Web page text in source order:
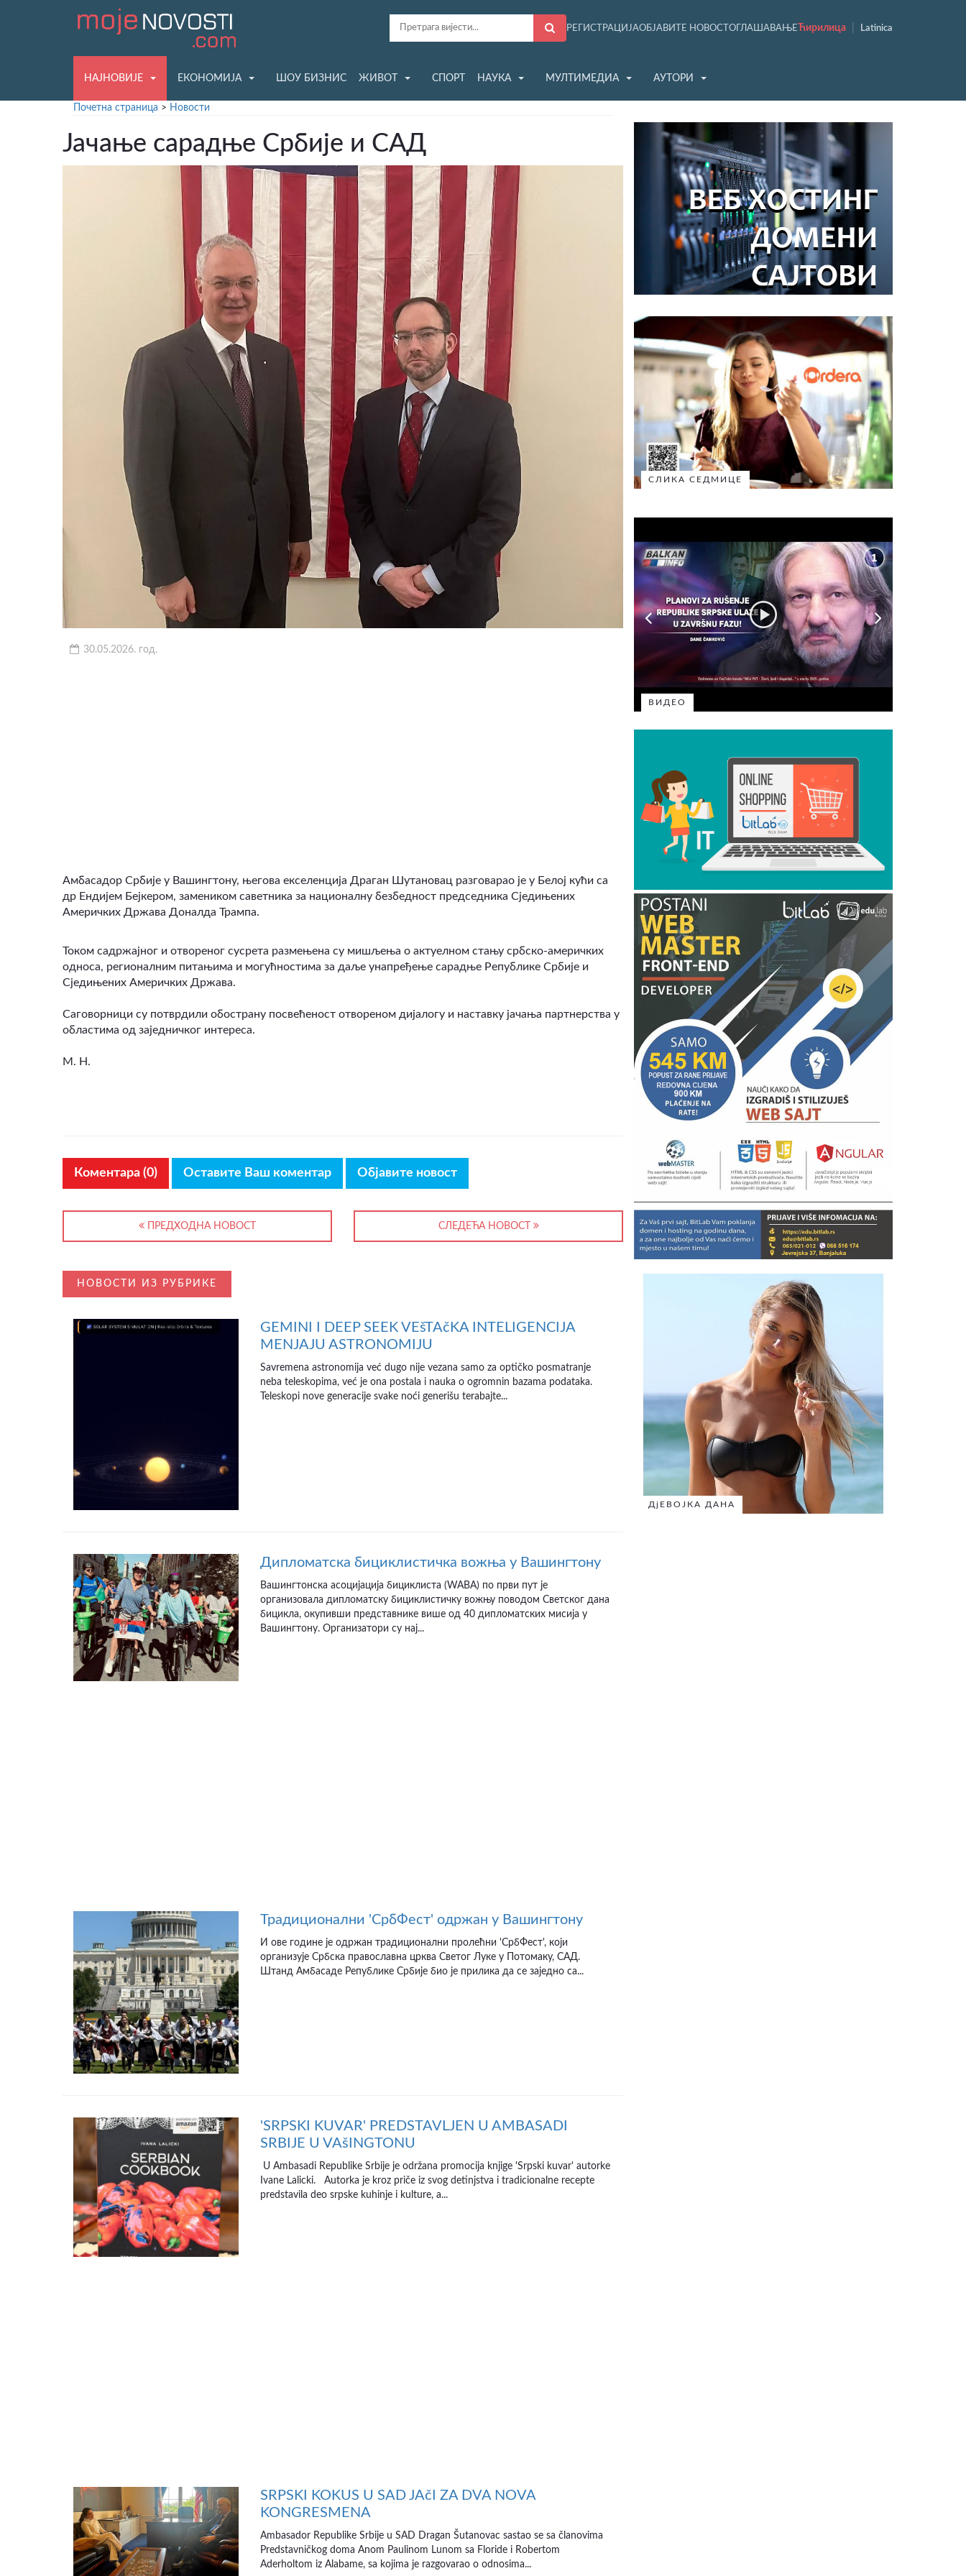
РЕГИСТРАЦИЈАОБЈАВИТЕ НОВОСТ ОГЛАШАВАЊЕ Ћирилица Latinica
НАЈНОВИЈЕ ЕКОНОМИЈА ШОУ БИЗНИС ЖИВОТ СПОРТ НАУКА МУЛТИМЕДИА АУТОРИ
Почетна страница > Новости
Јачање сарадње Србије и САД
30.05.2026. год.
Амбасадор Србије у Вашингтону, његова екселенција Драган Шутановац разговарао је у Белој кући са
др Ендијем Бејкером, замеником саветника за националну безбедност председника Сједињених
Америчких Држава Доналда Трампа.
Током садржајног и отвореног сусрета размењена су мишљења о актуелном стању србско-америчких
односа, регионалним питањима и могућностима за даље унапређење сарадње Републике Србије и
Сједињених Америчких Држава.
Саговорници су потврдили обострану посвећеност отвореном дијалогу и наставку јачања партнерства у
областима од заједничког интереса.
M. H.
Коментара (0) Оставите Ваш коментар Објавите новост
ПРЕДХОДНА НОВОСТ СЛЕДЕЋА НОВОСТ
НОВОСТИ ИЗ РУБРИКЕ
GEMINI I DEEP SEEK VEšTAčKA INTELIGENCIJA
MENJAJU ASTRONOMIJU
Savremena astronomija već dugo nije vezana samo za optičko posmatranje
neba teleskopima, već je ona postala i nauka o ogromnin bazama podataka.
Teleskopi nove generacije svake noći generišu terabajte...
Дипломатска бициклистичка вожња у Вашингтону
Вашингтонска асоцијација бициклиста (WABA) по први пут је
организовала дипломатску бициклистичку вожњу поводом Светског дана
бицикла, окупивши представнике више од 40 дипломатских мисија у
Вашингтону. Организатори су нај...
Традиционални 'СрбФест' одржан у Вашингтону
И ове године је одржан традиционални пролећни 'СрбФест', који
организује Србска православна црква Светог Луке у Потомаку, САД.
Штанд Амбасаде Републике Србије био је прилика да се заједно са...
'SRPSKI KUVAR' PREDSTAVLJEN U AMBASADI
SRBIJE U VAšINGTONU
U Ambasadi Republike Srbije je održana promocija knjige 'Srpski kuvar' autorke
Ivane Lalicki. Autorka je kroz priče iz svog detinjstva i tradicionalne recepte
predstavila deo srpske kuhinje i kulture, a...
SRPSKI KOKUS U SAD JAčI ZA DVA NOVA
KONGRESMENA
Ambasador Republike Srbije u SAD Dragan Šutanovac sastao se sa članovima
Predstavničkog doma Anom Paulinom Lunom sa Floride i Robertom
Aderholtom iz Alabame, sa kojima je razgovarao o odnosima...
СЛИКА СЕДМИЦЕ
ВИДЕО
ДјЕВОЈКА ДАНА